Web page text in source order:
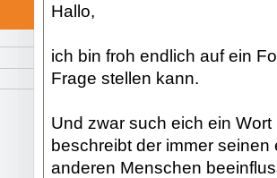
Hallo,
ich bin froh endlich auf ein
Frage stellen kann.
Und zwar such eich ein
beschreibt der immer
anderen Menschen